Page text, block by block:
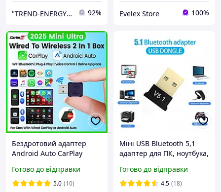
"TREND-ENERGY" Інтернет-магазин аксесуарів до смартфонів та комп'ютерів 92% Evelex Store 100%
Бездротовий адаптер
Android Auto CarPlay
Готово до відправки
5.0 (10)
Міні USB Bluetooth 5,1
адаптер для ПК, ноутбука,
планшета, телефона,
принтера, динаміка
Готово до відправки
4.5 (18)